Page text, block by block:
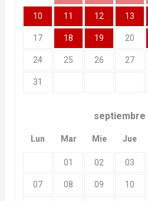
10 11 12 13
17 18 19 20
24 25 26 27
31
septiembre
Lun Mar Mie Jue
01 02 03
07 08 09 10